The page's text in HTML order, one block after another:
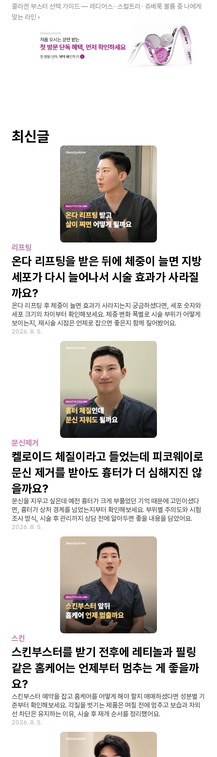
콜라겐 부스터 선택 가이드 — 레디어스 · 스컬트라 · 쥬베룩 볼륨 중 나에게
맞는 라인 ›
최신글
리프팅
온다 리프팅을 받은 뒤에 체중이 늘면 지방
세포가 다시 늘어나서 시술 효과가 사라질
까요?
온다 리프팅 후 체중이 늘면 효과가 사라지는지 궁금하셨다면, 세포 숫자와
세포 크기의 차이부터 확인해보세요. 체중 변화 폭별로 시술 부위가 어떻게
보이는지, 재시술 시점은 언제로 잡으면 좋은지 함께 짚어봤어요.
2026. 8. 5.
문신제거
켈로이드 체질이라고 들었는데 피코웨이로
문신 제거를 받아도 흉터가 더 심해지진 않
을까요?
문신을 지우고 싶은데 예전 흉터가 크게 부풀었던 기억 때문에 고민이셨다
면, 흉터가 상처 경계를 넘었는지부터 확인해보세요. 부위별 주의도와 시험
조사 방식, 시술 후 관리까지 상담 전에 알아두면 좋을 내용을 담았어요.
2026. 8. 5.
스킨
스킨부스터를 받기 전후에 레티놀과 필링
같은 홈케어는 언제부터 멈추는 게 좋을까
요?
스킨부스터 예약을 잡고 홈케어를 어떻게 해야 할지 애매하셨다면 성분별 기
준부터 확인해보세요. 각질을 벗기는 제품은 며칠 전에 멈추고 보습과 자외
선 차단은 유지하는 이유, 시술 후 재개 순서를 정리했어요.
2026. 8. 5.